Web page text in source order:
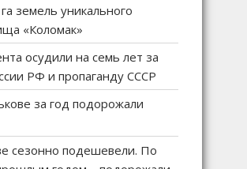
земель уникального
«Коломак»
осудили на семь лет за
РФ и пропаганду СССР
за год подорожали
сезонно подешевели. По